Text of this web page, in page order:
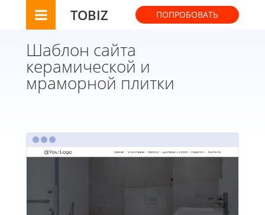
TOBIZ ПОПРОБОВАТЬ
Шаблон сайта
керамической и
мраморной плитки